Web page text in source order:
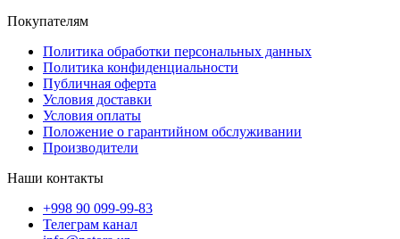
Покупателям
Политика обработки персональных данных
Политика конфиденциальности
Публичная оферта
Условия доставки
Условия оплаты
Положение о гарантийном обслуживании
Производители
Наши контакты
+998 90 099-99-83
Телеграм канал